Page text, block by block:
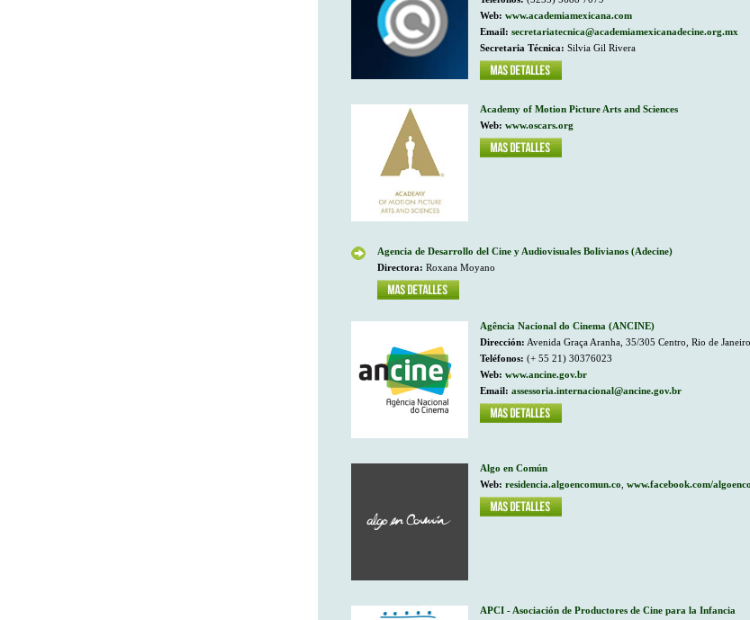
Web: www.academiamexicana.com
Email: secretariatecnica@academiamexicanadecine.org.mx
Secretaria Técnica: Silvia Gil Rivera
Academy of Motion Picture Arts and Sciences
Web: www.oscars.org
Agencia de Desarrollo del Cine y Audiovisuales Bolivianos (Adecine)
Directora: Roxana Moyano
Agência Nacional do Cinema (ANCINE)
Dirección: Avenida Graça Aranha, 35/305 Centro, Rio de
Teléfonos: (+ 55 21) 30376023
Web: www.ancine.gov.br
Email: assessoria.internacional@ancine.gov.br
Algo en Común
Web: residencia.algoencomun.co www.facebook.com/
APCI - Asociación de Productores de Cine para la Infancia